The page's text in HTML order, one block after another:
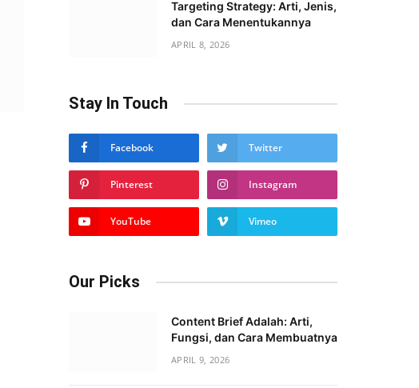
Targeting Strategy: Arti, Jenis,
dan Cara Menentukannya
APRIL 8, 2026
Stay In Touch
Facebook Twitter
Pinterest Instagram
YouTube Vimeo
Our Picks
Content Brief Adalah: Arti,
Fungsi, dan Cara Membuatnya
APRIL 9, 2026